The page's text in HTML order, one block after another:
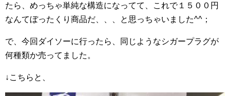
たら、めっちゃ単純な構造になってて、これで１５００円
なんてぼったくり商品だ、、、と思っちゃいました^^；
で、今回ダイソーに行ったら、同じようなシガープラグが
何種類か売ってました。
↓こちらと、